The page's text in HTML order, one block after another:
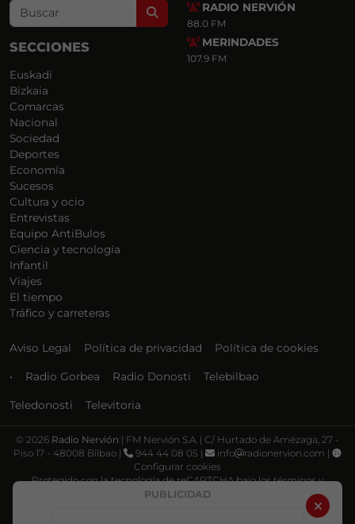
PUBLICIDAD
Search
SECCIONES
Euskadi
Bizkaia
Comarcas
Nacional
Sociedad
Deportes
Economía
Sucesos
Cultura y ocio
Entrevistas
Equipo AntiBulos
Ciencia y tecnología
Infantil
Viajes
El tiempo
Tráfico y carreteras
RADIO NERVIÓN
88.0 FM
MERINDADES
107.9 FM
Aviso Legal Política de privacidad Política de cookies
• Radio Gorbea Radio Donosti Telebilbao
Teledonosti Televitoria
© 2026 Radio Nervión | FM Nervión S.A. | C/ Hurtado de Amézaga, 27 -
Piso 17 - 48008 Bilbao |
944 44 08 05 | info
radionervion.com |
Configurar cookies
Protegido con la tecnología de reCAPTCHA bajo los términos y
Política de privacidad Términos de servicio